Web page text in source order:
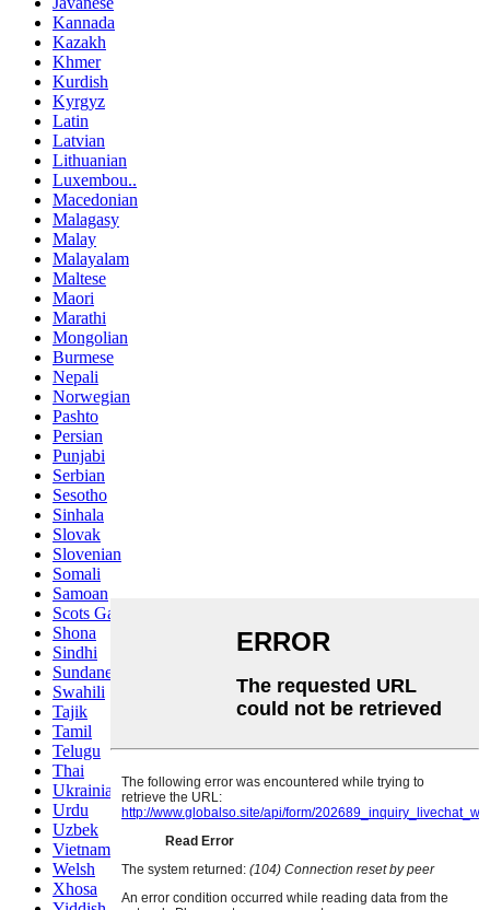
Kannada
Kazakh
Khmer
Kurdish
Kyrgyz
Latin
Latvian
Lithuanian
Luxembou..
Macedonian
Malagasy
Malay
Malayalam
Maltese
Maori
Marathi
Mongolian
Burmese
Nepali
Norwegian
Pashto
Persian
Punjabi
Serbian
Sesotho
Sinhala
Slovak
Slovenian
Somali
Samoan
Scots Gaelic
Shona
Sindhi
Sundanese
Swahili
Tajik
Tamil
Telugu
Thai
Ukrainian
Urdu
Uzbek
Vietnamese
Welsh
Xhosa